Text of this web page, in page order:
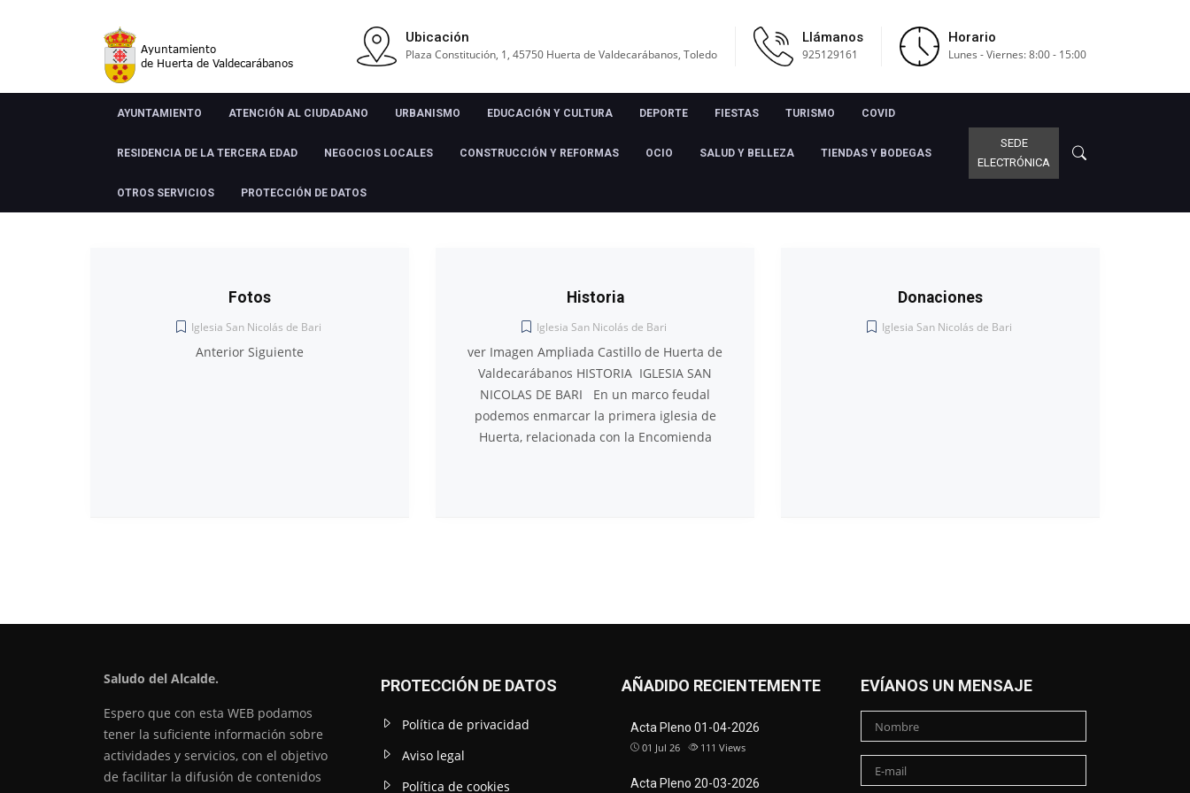
Ubicación
Plaza Constitución, 1, 45750 Huerta de Valdecarábanos, Toledo
Llámanos
925129161
Horario
Lunes - Viernes: 8:00 - 15:00
AYUNTAMIENTO ATENCIÓN AL CIUDADANO URBANISMO EDUCACIÓN Y CULTURA DEPORTE FIESTAS TURISMO COVID
RESIDENCIA DE LA TERCERA EDAD NEGOCIOS LOCALES CONSTRUCCIÓN Y REFORMAS OCIO SALUD Y BELLEZA TIENDAS Y BODEGAS
OTROS SERVICIOS PROTECCIÓN DE DATOS
SEDE
ELECTRÓNICA
Fotos
Iglesia San Nicolás de Bari
Anterior Siguiente
Historia
Iglesia San Nicolás de Bari
ver Imagen Ampliada Castillo de Huerta de
Valdecarábanos​ HISTORIA IGLESIA SAN
NICOLAS DE BARI En un marco feudal
podemos enmarcar la primera iglesia de
Huerta, relacionada con la Encomienda
Donaciones
Iglesia San Nicolás de Bari
Saludo del Alcalde.
Espero que con esta WEB podamos
tener la suficiente información sobre
actividades y servicios, con el objetivo
de facilitar la difusión de contenidos
PROTECCIÓN DE DATOS
Política de privacidad
Aviso legal
Política de cookies
AÑADIDO RECIENTEMENTE
Acta Pleno 01-04-2026
01 Jul 26 111 Views
Acta Pleno 20-03-2026
EVÍANOS UN MENSAJE